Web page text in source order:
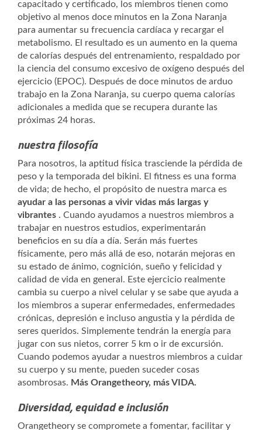
capacitado y certificado, los miembros tienen como
objetivo al menos doce minutos en la Zona Naranja
para aumentar su frecuencia cardíaca y recargar el
metabolismo. El resultado es un aumento en la quema
de calorías después del entrenamiento, respaldado por
la ciencia del consumo excesivo de oxígeno después del
ejercicio (EPOC). Después de doce minutos de arduo
trabajo en la Zona Naranja, su cuerpo quema calorías
adicionales a medida que se recupera durante las
próximas 24 horas.
nuestra filosofía
Para nosotros, la aptitud física trasciende la pérdida de
peso y la temporada del bikini. El fitness es una forma
de vida; de hecho, el propósito de nuestra marca es
ayudar a las personas a vivir vidas más largas y
vibrantes . Cuando ayudamos a nuestros miembros a
trabajar en nuestros estudios, experimentarán
beneficios en su día a día. Serán más fuertes
físicamente, pero más allá de eso, notarán mejoras en
su estado de ánimo, cognición, sueño y felicidad y
calidad de vida en general. Este ejercicio realmente
cambia su cuerpo a nivel celular y se sabe que ayuda a
los miembros a superar enfermedades, enfermedades
crónicas, depresión e incluso angustia y la pérdida de
seres queridos. Simplemente tendrán la energía para
jugar con sus nietos, correr 5 km o ir de excursión.
Cuando podemos ayudar a nuestros miembros a cuidar
su cuerpo y su mente, pueden suceder cosas
asombrosas. Más Orangetheory, más VIDA.
Diversidad, equidad e inclusión
Orangetheory se compromete a fomentar, facilitar y